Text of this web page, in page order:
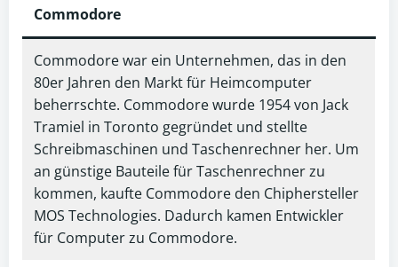
Commodore
Commodore war ein Unternehmen, das in den
80er Jahren den Markt für Heimcomputer
beherrschte. Commodore wurde 1954 von Jack
Tramiel in Toronto gegründet und stellte
Schreibmaschinen und Taschenrechner her. Um
an günstige Bauteile für Taschenrechner zu
kommen, kaufte Commodore den Chiphersteller
MOS Technologies. Dadurch kamen Entwickler
für Computer zu Commodore.